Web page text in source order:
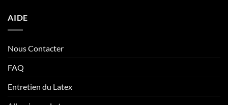
AIDE
Nous Contacter
FAQ
Entretien du Latex